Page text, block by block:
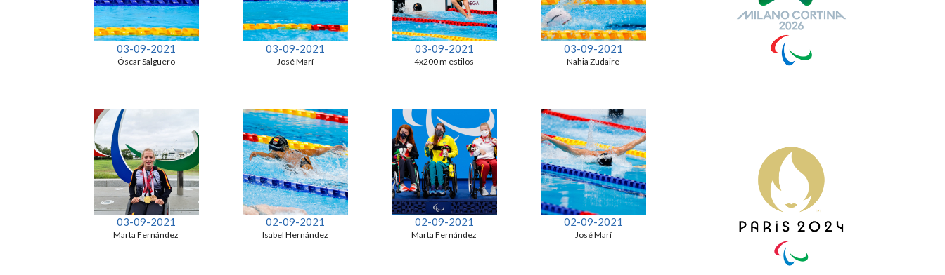
03-09-2021
Óscar Salguero
03-09-2021
José Marí
03-09-2021
4x200 m estilos
03-09-2021
Nahia Zudaire
03-09-2021
Marta Fernández
02-09-2021
Isabel Hernández
02-09-2021
Marta Fernández
02-09-2021
José Marí